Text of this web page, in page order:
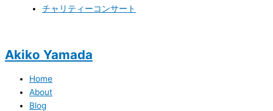
チャリティーコンサート
Akiko Yamada
Home
About
Blog